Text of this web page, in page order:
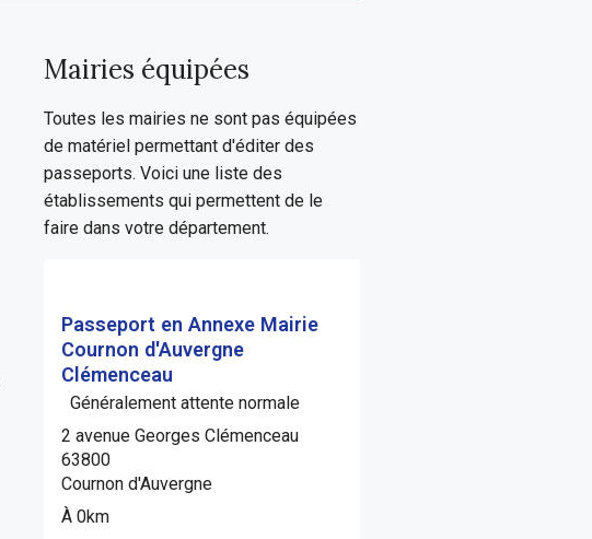
Mairies équipées
Toutes les mairies ne sont pas équipées
de matériel permettant d'éditer des
passeports. Voici une liste des
établissements qui permettent de le
faire dans votre département.
Passeport en Annexe Mairie
Cournon d'Auvergne
Clémenceau
Généralement attente normale
2 avenue Georges Clémenceau
63800
Cournon d'Auvergne
À 0km